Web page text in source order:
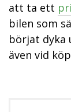
att ta ett
bilen som
börjat dyka
även vid